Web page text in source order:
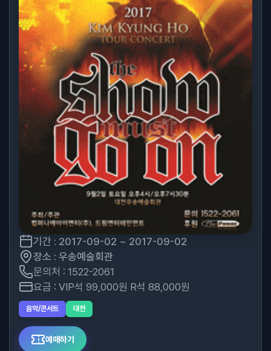
기간 : 2017-09-02 ~ 2017-09-02
장소 : 우송예술회관
문의처 : 1522-2061
요금 : VIP석 99,000원 R석 88,000원
음악/콘서트 대전
예매하기